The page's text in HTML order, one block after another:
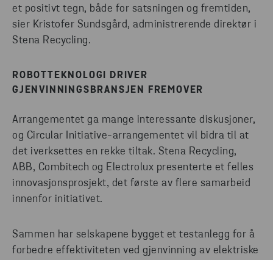
et positivt tegn, både for satsningen og fremtiden,
sier Kristofer Sundsgård, administrerende direktør i
Stena Recycling.
ROBOTTEKNOLOGI DRIVER
GJENVINNINGSBRANSJEN FREMOVER
Arrangementet ga mange interessante diskusjoner,
og Circular Initiative-arrangementet vil bidra til at
det iverksettes en rekke tiltak. Stena Recycling,
ABB, Combitech og Electrolux presenterte et felles
innovasjonsprosjekt, det første av flere samarbeid
innenfor initiativet.
Sammen har selskapene bygget et testanlegg for å
forbedre effektiviteten ved gjenvinning av elektriske